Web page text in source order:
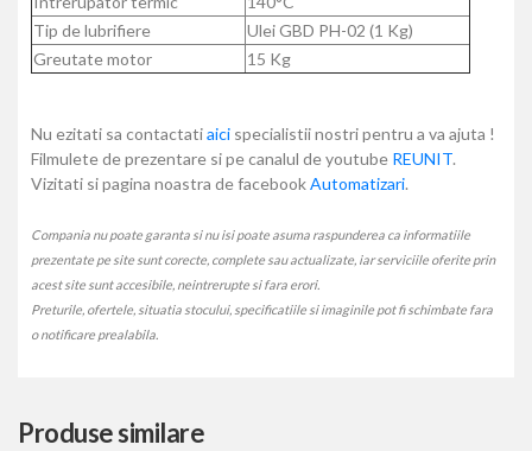
Tip de lubrifiere
Ulei GBD PH-02 (1 Kg)
Greutate motor
15 Kg
Nu ezitati sa contactatiaici specialistii nostri pentru a va ajuta !
Filmulete de prezentare si pe canalul de youtube REUNIT.
Vizitati si pagina noastra de facebookAutomatizari.
Compania nu poate garanta si nu isi poate asuma raspunderea ca informatiile
prezentate pe site sunt corecte, complete sau actualizate, iar serviciile oferite prin
acest site sunt accesibile, neintrerupte si fara erori.
Preturile, ofertele, situatia stocului, specificatiile si imaginile pot fi schimbate fara
o notificare prealabila.
Produse similare